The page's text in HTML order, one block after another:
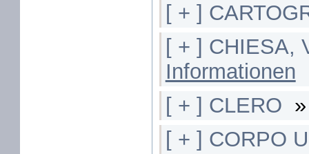
[ + ]
[ + ] CHIESA,
Informationen
[ + ] CLERO
[ + ] CORPO